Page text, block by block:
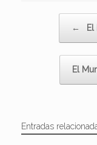
←
El
Entradas